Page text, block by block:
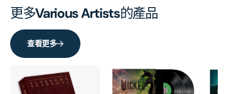
更多Various Artists的產品
查看更多